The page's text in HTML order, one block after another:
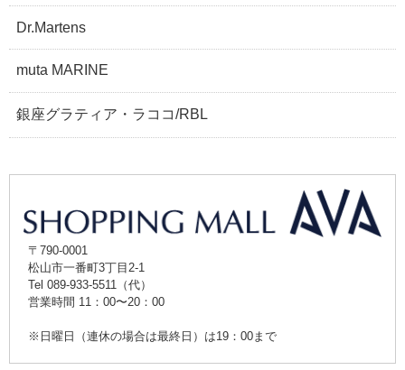
Dr.Martens
muta MARINE
銀座グラティア・ラココ/RBL
〒790-0001
松山市一番町3丁目2-1
Tel 089-933-5511（代）
営業時間 11：00〜20：00
※日曜日（連休の場合は最終日）は19：00まで